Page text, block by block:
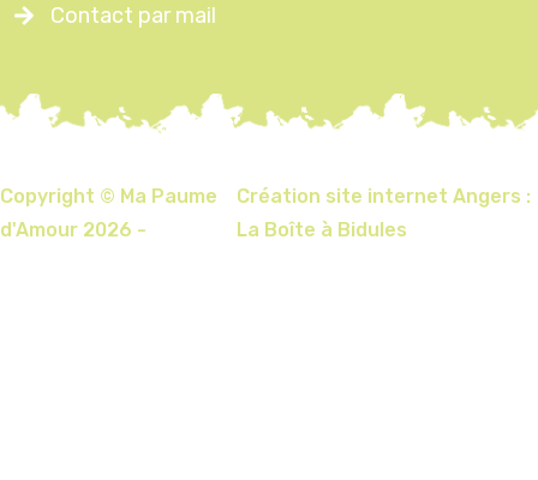
Contact par mail
Copyright © Ma Paume
d'Amour 2026 -
Création site internet Angers :
La Boîte à Bidules